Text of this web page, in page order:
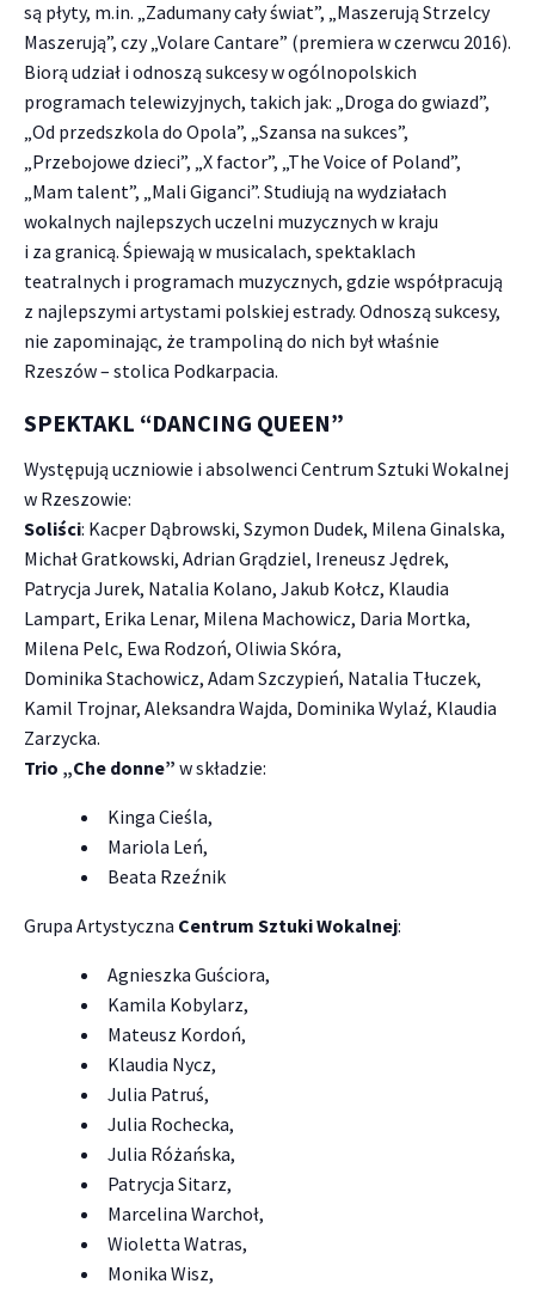
są płyty, m.in. „Zadumany cały świat”, „Maszerują Strzelcy
Maszerują”, czy „Volare Cantare” (premiera w czerwcu 2016).
Biorą udział i odnoszą sukcesy w ogólnopolskich
programach telewizyjnych, takich jak: „Droga do gwiazd”,
„Od przedszkola do Opola”, „Szansa na sukces”,
„Przebojowe dzieci”, „X factor”, „The Voice of Poland”,
„Mam talent”, „Mali Giganci”. Studiują na wydziałach
wokalnych najlepszych uczelni muzycznych w kraju
i za granicą. Śpiewają w musicalach, spektaklach
teatralnych i programach muzycznych, gdzie współpracują
z najlepszymi artystami polskiej estrady. Odnoszą sukcesy,
nie zapominając, że trampoliną do nich był właśnie
Rzeszów – stolica Podkarpacia.
SPEKTAKL “DANCING QUEEN”
Występują uczniowie i absolwenci Centrum Sztuki Wokalnej
w Rzeszowie:
Soliści: Kacper Dąbrowski, Szymon Dudek, Milena Ginalska,
Michał Gratkowski, Adrian Grądziel, Ireneusz Jędrek,
Patrycja Jurek, Natalia Kolano, Jakub Kołcz, Klaudia
Lampart, Erika Lenar, Milena Machowicz, Daria Mortka,
Milena Pelc, Ewa Rodzoń, Oliwia Skóra,
Dominika Stachowicz, Adam Szczypień, Natalia Tłuczek,
Kamil Trojnar, Aleksandra Wajda, Dominika Wylaź, Klaudia
Zarzycka.
Trio „Che donne” w składzie:
Kinga Cieśla,
Mariola Leń,
Beata Rzeźnik
Grupa Artystyczna Centrum Sztuki Wokalnej:
Agnieszka Guściora,
Kamila Kobylarz,
Mateusz Kordoń,
Klaudia Nycz,
Julia Patruś,
Julia Rochecka,
Julia Różańska,
Patrycja Sitarz,
Marcelina Warchoł,
Wioletta Watras,
Monika Wisz,